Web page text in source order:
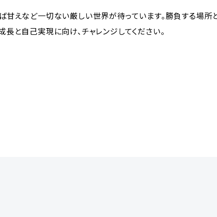
甘えなど一切ない厳しい世界が待っています。勝負する場所
と自己実現に向け、チャレンジしてください。